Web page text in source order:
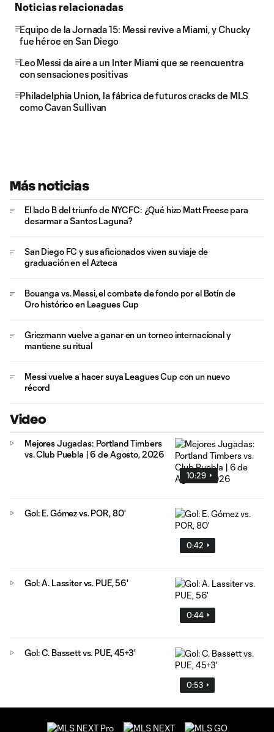
Noticias relacionadas
Equipo de la Jornada 15: Messi revive a Miami, y Chucky
fue héroe en San Diego
Leo Messi da aire a un Inter Miami que se reencuentra
con sensaciones positivas
Philadelphia Union, la fábrica de futuros cracks de MLS
como Cavan Sullivan
Más noticias
El lado B del triunfo de NYCFC: ¿Qué hizo Matt Freese para
desarmar a Santos Laguna?
San Diego FC y sus aficionados viven su viaje de
graduación en el Azteca
Bouanga vs. Messi, el combate de fondo por el Botín de
Oro histórico en Leagues Cup
Griezmann vuelve a ganar en un torneo internacional y
mantiene su ritual
Messi vuelve a hacer suya Leagues Cup con un nuevo
récord
Video
10:29
Mejores Jugadas: Portland Timbers
vs. Club Puebla | 6 de Agosto, 2026
0:42
Gol: E. Gómez vs. POR, 80'
0:44
Gol: A. Lassiter vs. PUE, 56'
0:53
Gol: C. Bassett vs. PUE, 45+3'